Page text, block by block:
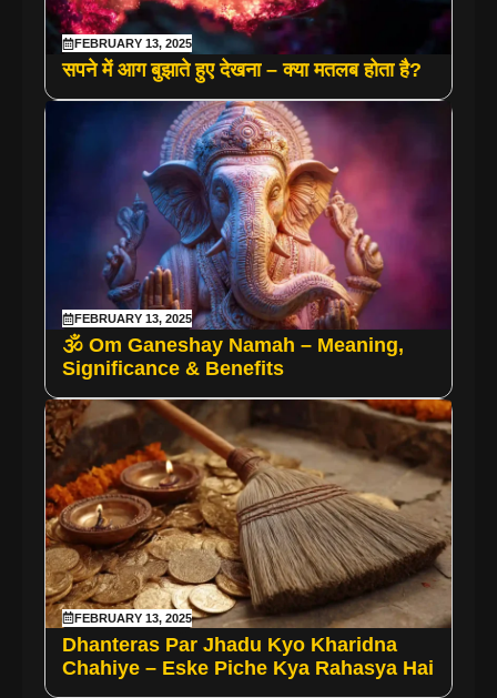
FEBRUARY 13, 2025
सपने में आग बुझाते हुए देखना – क्या मतलब होता है?
FEBRUARY 13, 2025
🕉️ Om Ganeshay Namah – Meaning,
Significance & Benefits
FEBRUARY 13, 2025
Dhanteras Par Jhadu Kyo Kharidna
Chahiye – Eske Piche Kya Rahasya Hai